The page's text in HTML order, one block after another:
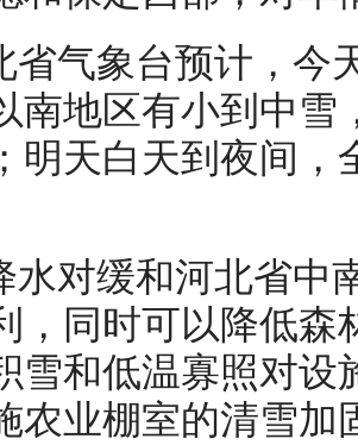
省气象台预计，今
南地区有小到中雪
明天白天到夜间，
水对缓和河北省中
，同时可以降低森
雪和低温寡照对设
农业棚室的清雪加